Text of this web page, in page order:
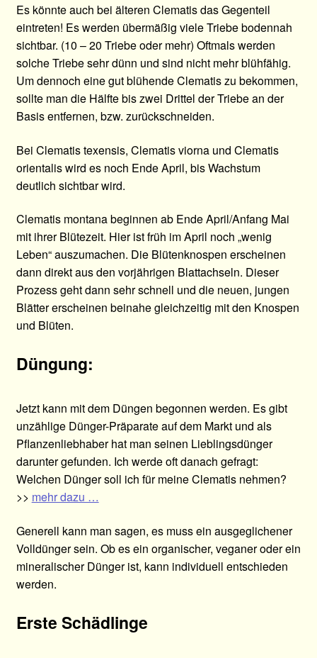
Es könnte auch bei älteren Clematis das Gegenteil
eintreten! Es werden übermäßig viele Triebe bodennah
sichtbar. (10 – 20 Triebe oder mehr) Oftmals werden
solche Triebe sehr dünn und sind nicht mehr blühfähig.
Um dennoch eine gut blühende Clematis zu bekommen,
sollte man die Hälfte bis zwei Drittel der Triebe an der
Basis entfernen, bzw. zurückschneiden.
Bei Clematis texensis, Clematis viorna und Clematis
orientalis wird es noch Ende April, bis Wachstum
deutlich sichtbar wird.
Clematis montana beginnen ab Ende April/Anfang Mai
mit ihrer Blütezeit. Hier ist früh im April noch „wenig
Leben“ auszumachen. Die Blütenknospen erscheinen
dann direkt aus den vorjährigen Blattachseln. Dieser
Prozess geht dann sehr schnell und die neuen, jungen
Blätter erscheinen beinahe gleichzeitig mit den Knospen
und Blüten.
Düngung:
Jetzt kann mit dem Düngen begonnen werden. Es gibt
unzählige Dünger-Präparate auf dem Markt und als
Pflanzenliebhaber hat man seinen Lieblingsdünger
darunter gefunden. Ich werde oft danach gefragt:
Welchen Dünger soll ich für meine Clematis nehmen?
>> mehr dazu …
Generell kann man sagen, es muss ein ausgeglichener
Volldünger sein. Ob es ein organischer, veganer oder ein
mineralischer Dünger ist, kann individuell entschieden
werden.
Erste Schädlinge